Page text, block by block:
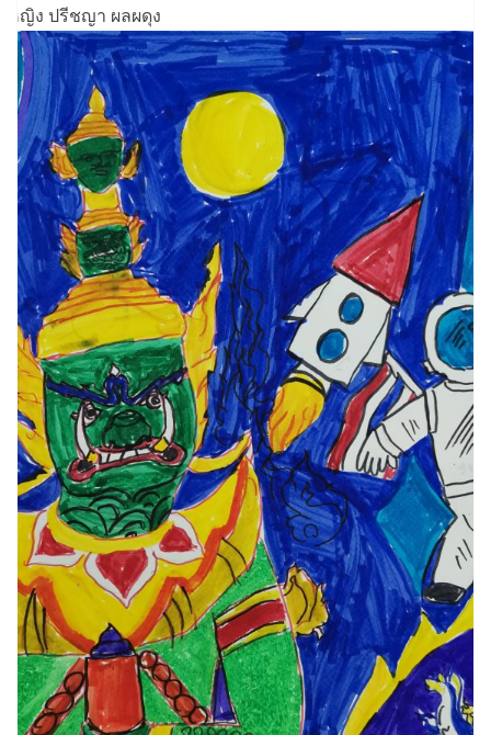
หญิง ปรีชญา ผลผดุง